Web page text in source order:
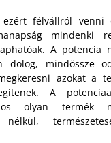
félvállról venni
mindenki
A potencia
dolog, mindössze
azokat a
A
olyan termék
nélkül,